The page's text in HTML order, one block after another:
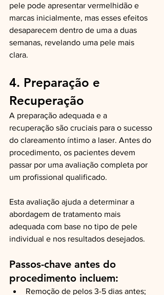
pele pode apresentar vermelhidão e
marcas inicialmente, mas esses efeitos
desaparecem dentro de uma a duas
semanas, revelando uma pele mais
clara.
4. Preparação e
Recuperação
A preparação adequada e a
recuperação são cruciais para o sucesso
do clareamento íntimo a laser. Antes do
procedimento, os pacientes devem
passar por uma avaliação completa por
um profissional qualificado.
Esta avaliação ajuda a determinar a
abordagem de tratamento mais
adequada com base no tipo de pele
individual e nos resultados desejados.
Passos-chave antes do
procedimento incluem:
Remoção de pelos 3-5 dias antes;